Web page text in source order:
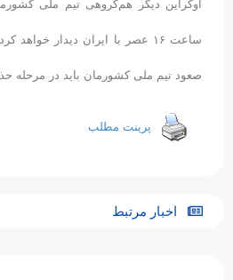
ساعت ۱۶ عصر با ایران دیدار
صعود تیم ملی کشورمان باید در مرحله
پرینت مطلب
اخبار مرتبط